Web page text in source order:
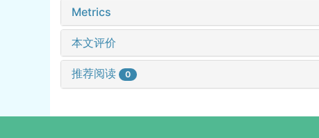
Metrics
本文评价
推荐阅读 0